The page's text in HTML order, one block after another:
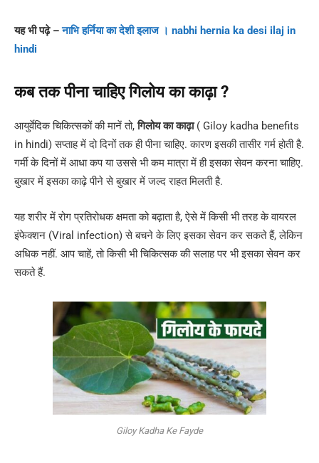
यह भी पढ़े –नाभि हर्निया का देशी इलाज । nabhi hernia ka desi ilaj in
hindi
कब तक पीना चाहिए गिलोय का काढ़ा ?
आयुर्वेदिक चिकित्सकों की मानें तो,गिलोय का काढ़ा( Giloy kadha benefits
in hindi) सप्ताह में दो दिनों तक ही पीना चाहिए. कारण इसकी तासीर गर्म होती है.
गर्मी के दिनों में आधा कप या उससे भी कम मात्रा में ही इसका सेवन करना चाहिए.
बुखार में इसका काढ़े पीने से बुखार में जल्द राहत मिलती है.
यह शरीर में रोग प्रतिरोधक क्षमता को बढ़ाता है, ऐसे में किसी भी तरह के वायरल
इंफेक्शन (Viral infection) से बचने के लिए इसका सेवन कर सकते हैं, लेकिन
अधिक नहीं. आप चाहें, तो किसी भी चिकित्सक की सलाह पर भी इसका सेवन कर
सकते हैं.
Giloy Kadha Ke Fayde